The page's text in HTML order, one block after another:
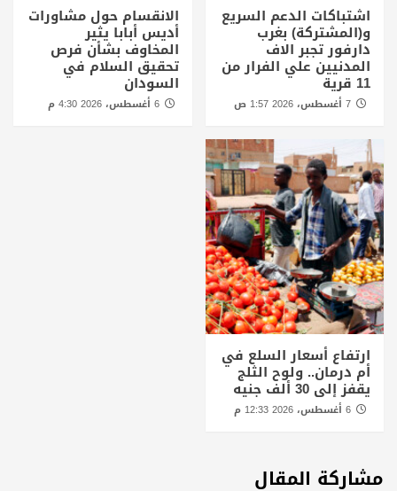
اشتباكات الدعم السريع
و(المشتركة) بغرب
دارفور تجبر الاف
المدنيين علي الفرار من
11 قرية
الانقسام حول مشاورات
أديس أبابا يثير
المخاوف بشأن فرص
تحقيق السلام في
السودان
6 أغسطس، 2026 4:30 م
ارتفاع أسعار السلع في
أم درمان.. ولوح الثلج
يقفز إلى 30 ألف جنيه
مشاركة المقال